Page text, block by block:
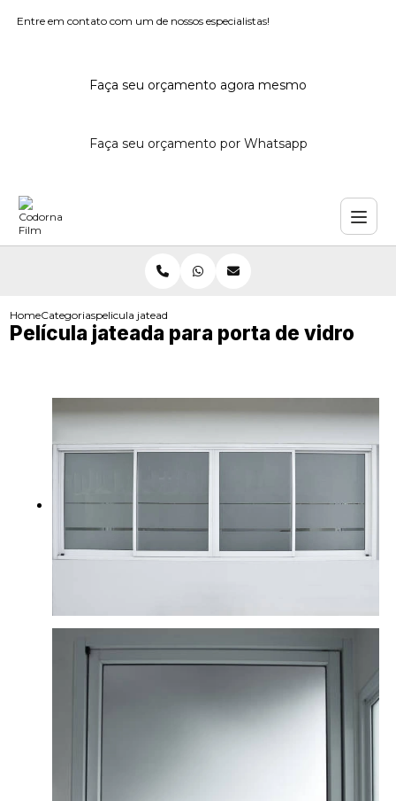
Entre em contato com um de nossos especialistas!
Faça seu orçamento agora mesmo
Faça seu orçamento por Whatsapp
HomeCategoriaspelicula jateada porta vidro
Película jateada para porta de vidro